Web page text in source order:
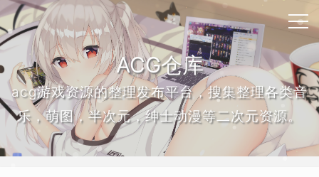
ACG仓库
acg游戏资源的整理发布平台，搜集整理各类音
乐，萌图，半次元，绅士动漫等二次元资源。